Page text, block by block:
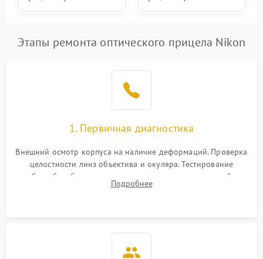
Этапы ремонта оптического прицела Nikon
1. Первичная диагностика
Внешний осмотр корпуса на наличие деформаций. Проверка
целостности линз объектива и окуляра. Тестирование
работы барабанчиков ввода поправок, кольца отстройки
параллакса и зума. Выявление сколов, внутренних
Подробнее